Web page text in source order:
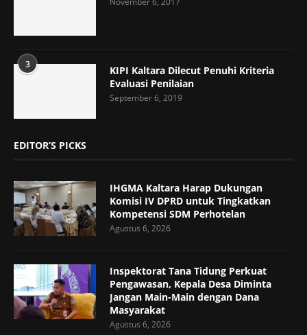
3
KIPI Kaltara Dilecut Penuhi Kriteria
Evaluasi Penilaian
September 6, 2019
EDITOR’S PICKS
IHGMA Kaltara Harap Dukungan
Komisi IV DPRD untuk Tingkatkan
Kompetensi SDM Perhotelan
Agustus 6, 2026
Inspektorat Tana Tidung Perkuat
Pengawasan, Kepala Desa Diminta
Jangan Main-Main dengan Dana
Masyarakat
Agustus 6, 2026